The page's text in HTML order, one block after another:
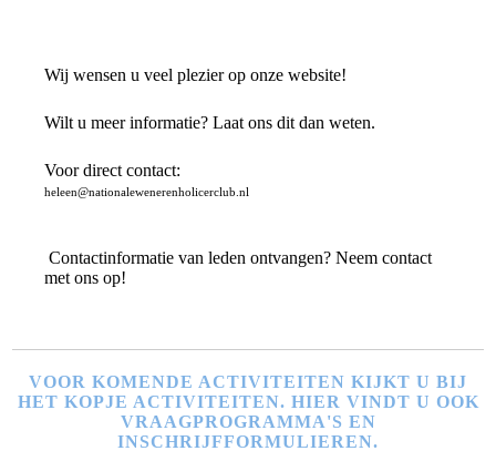
Wij wensen u veel plezier op onze website!
Wilt u meer informatie? Laat ons dit dan weten.
Voor direct contact:
heleen@nationalewenerenholicerclub.nl
Contactinformatie van leden ontvangen? Neem contact
met ons op!
VOOR KOMENDE ACTIVITEITEN KIJKT U BIJ
HET KOPJE ACTIVITEITEN. HIER VINDT U OOK
VRAAGPROGRAMMA'S EN
INSCHRIJFFORMULIEREN.